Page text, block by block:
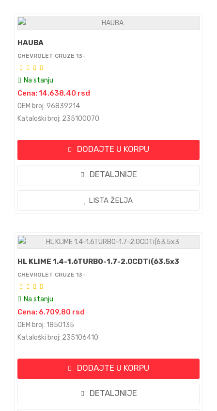
HAUBA
CHEVROLET CRUZE 13-
Na stanju
Cena: 14.638,40 rsd
OEM broj: 96839214
Kataloški broj: 235100070
DODAJTE U KORPU
DETALJNIJE
LISTA ŽELJA
HL KLIME 1.4-1.6TURBO-1.7-2.0CDTi(63.5x3
CHEVROLET CRUZE 13-
Na stanju
Cena: 6.709,80 rsd
OEM broj: 1850135
Kataloški broj: 235106410
DODAJTE U KORPU
DETALJNIJE